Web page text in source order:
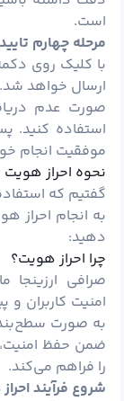
است.
مرحله چهارم
با کلیک روی
ارسال خواهد
صورت عدم
استفاده کنید.
موفقیت انجام
نحوه احراز هویت
گفتیم که
به انجام احراز
دهید:
چرا احراز هویت؟
صرافی ارزینجا
امنیت کاربران و
به صورت
ضمن حفظ
را فراهم می‌کند.
شروع فرآیند